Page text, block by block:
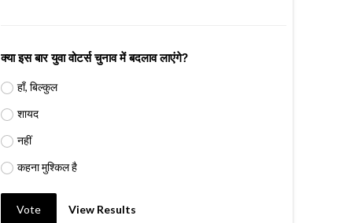
क्या इस बार युवा वोटर्स चुनाव में बदलाव लाएंगे?
हाँ, बिल्कुल
शायद
नहीं
कहना मुश्किल है
Vote View Results